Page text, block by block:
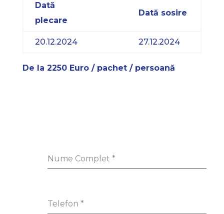
Dată
plecare
Dată sosire
20.12.2024 27.12.2024
De la 2250 Euro / pachet / persoană
Nume Complet *
Telefon *